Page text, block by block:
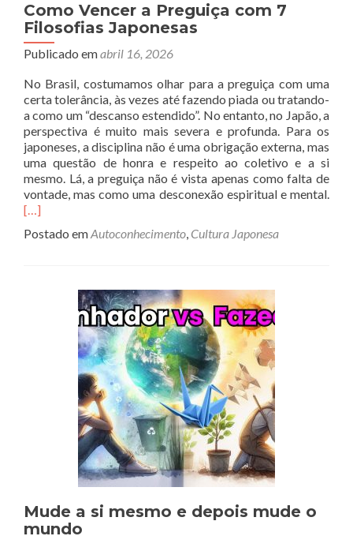
Como Vencer a Preguiça com 7
Filosofias Japonesas
Publicado emabril 16, 2026
No Brasil, costumamos olhar para a preguiça com uma
certa tolerância, às vezes até fazendo piada ou tratando-
a como um “descanso estendido”. No entanto, no Japão, a
perspectiva é muito mais severa e profunda. Para os
japoneses, a disciplina não é uma obrigação externa, mas
uma questão de honra e respeito ao coletivo e a si
mesmo. Lá, a preguiça não é vista apenas como falta de
vontade, mas como uma desconexão espiritual e mental.
[…]
Postado emAutoconhecimento, Cultura Japonesa
Mude a si mesmo e depois mude o
mundo